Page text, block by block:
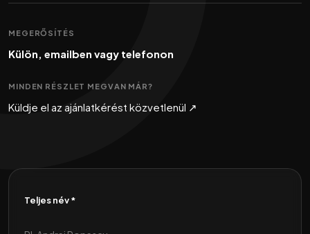
MEGERŐSÍTÉS
Külön, emailben vagy telefonon
MINDEN RÉSZLET MEGVAN MÁR?
Küldje el az ajánlatkérést közvetlenül ↗
Teljes név *